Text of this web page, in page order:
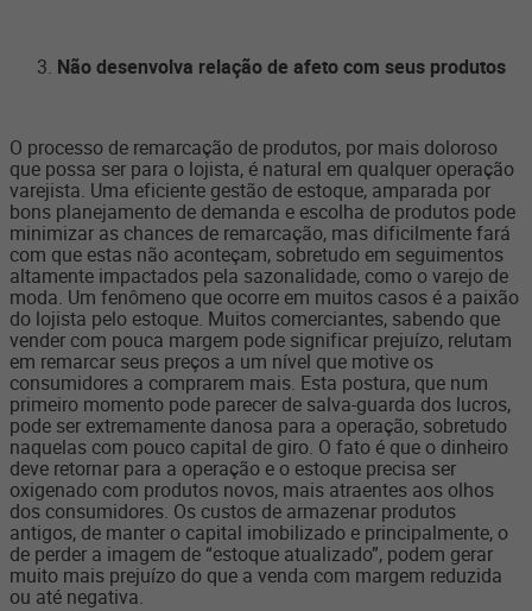
Não desenvolva relação de afeto com seus produtos
O processo de remarcação de produtos, por mais doloroso
que possa ser para o lojista, é natural em qualquer operação
varejista. Uma eficiente gestão de estoque, amparada por
bons planejamento de demanda e escolha de produtos pode
minimizar as chances de remarcação, mas dificilmente fará
com que estas não aconteçam, sobretudo em seguimentos
altamente impactados pela sazonalidade, como o varejo de
moda. Um fenômeno que ocorre em muitos casos é a paixão
do lojista pelo estoque. Muitos comerciantes, sabendo que
vender com pouca margem pode significar prejuízo, relutam
em remarcar seus preços a um nível que motive os
consumidores a comprarem mais. Esta postura, que num
primeiro momento pode parecer de salva-guarda dos lucros,
pode ser extremamente danosa para a operação, sobretudo
naquelas com pouco capital de giro. O fato é que o dinheiro
deve retornar para a operação e o estoque precisa ser
oxigenado com produtos novos, mais atraentes aos olhos
dos consumidores. Os custos de armazenar produtos
antigos, de manter o capital imobilizado e principalmente, o
de perder a imagem de “estoque atualizado”, podem gerar
muito mais prejuízo do que a venda com margem reduzida
ou até negativa.